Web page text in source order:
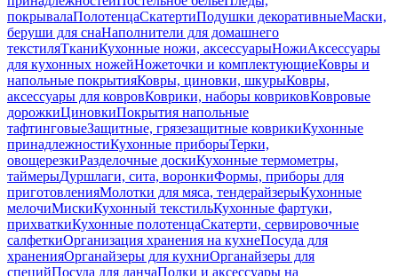
покрывалаПолотенцаСкатертиПодушки декоративныеМаски,
беруши для снаНаполнители для домашнего
текстиляТканиКухонные ножи, аксессуарыНожиАксессуары
для кухонных ножейНожеточки и комплектующиеКовры и
напольные покрытияКовры, циновки, шкурыКовры,
аксессуары для ковровКоврики, наборы ковриковКовровые
дорожкиЦиновкиПокрытия напольные
тафтинговыеЗащитные, грязезащитные коврикиКухонные
принадлежностиКухонные приборыТерки,
овощерезкиРазделочные доскиКухонные термометры,
таймерыДуршлаги, сита, воронкиФормы, приборы для
приготовленияМолотки для мяса, тендерайзерыКухонные
мелочиМискиКухонный текстильКухонные фартуки,
прихваткиКухонные полотенцаСкатерти, сервировочные
салфеткиОрганизация хранения на кухнеПосуда для
храненияОрганайзеры для кухниОрганайзеры для
специйПосуда для ланчаПолки и аксессуары на